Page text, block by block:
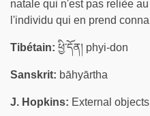
natale qui n'est pas relièe
l'individu qui en prend
Tibétain: ཕྱི་དོན། phyi-don
Sanskrit: bāhyārtha
J. Hopkins: External objects